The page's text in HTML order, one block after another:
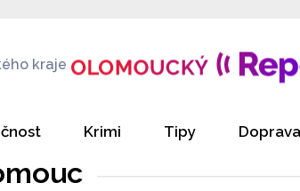
kraje
Krimi Tipy Doprava